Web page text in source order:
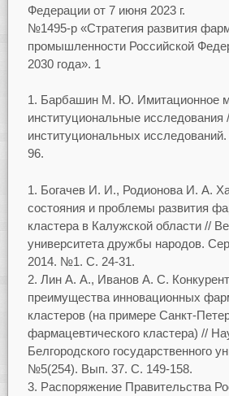
Федерации от 7 июня 2023 г.
№1495-р «Стратегия развития
промышленности Российской
2030 года». 1
Барбашин М. Ю. Имитационное
институциональные
институциональных
96.
Богачев И. И., Родионова И. А.
состояния и проблемы развития
кластера в Калужской области //
университета дружбы народов.
2014. №1. С. 24-31.
Лин А. А., Иванов А. С.
преимущества инновационных
кластеров (на примере Санкт-
фармацевтического кластера) //
Белгородского государственного
№5(254). Вып. 37. С. 149-158.
Распоряжение Правительства